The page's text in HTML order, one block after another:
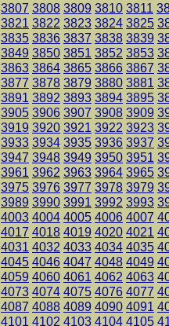
3807 3808 3809 3810 3811
3821 3822 3823 3824 3825
3835 3836 3837 3838 3839
3849 3850 3851 3852 3853
3863 3864 3865 3866 3867
3877 3878 3879 3880 3881
3891 3892 3893 3894 3895
3905 3906 3907 3908 3909
3919 3920 3921 3922 3923
3933 3934 3935 3936 3937
3947 3948 3949 3950 3951
3961 3962 3963 3964 3965
3975 3976 3977 3978 3979
3989 3990 3991 3992 3993
4003 4004 4005 4006 4007
4017 4018 4019 4020 4021
4031 4032 4033 4034 4035
4045 4046 4047 4048 4049
4059 4060 4061 4062 4063
4073 4074 4075 4076 4077
4087 4088 4089 4090 4091
4101 4102 4103 4104 4105